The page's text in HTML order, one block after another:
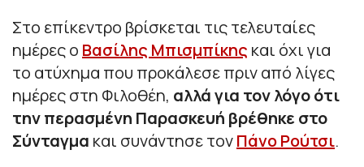
Στο επίκεντρο βρίσκεται τις τελευταίες
ημέρες ο Βασίλης Μπισμπίκης και όχι για
το ατύχημα που προκάλεσε πριν από λίγες
ημέρες στη Φιλοθέη, αλλά για τον λόγο ότι
την περασμένη Παρασκευή βρέθηκε στο
Σύνταγμα και συνάντησε τονΠάνο Ρούτσι.